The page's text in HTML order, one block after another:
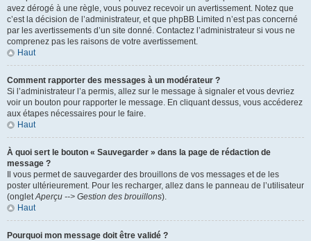
avez dérogé à une règle, vous pouvez recevoir un avertissement. Notez que
c’est la décision de l’administrateur, et que phpBB Limited n’est pas concerné
par les avertissements d’un site donné. Contactez l’administrateur si vous ne
comprenez pas les raisons de votre avertissement.
Haut
Comment rapporter des messages à un modérateur ?
Si l’administrateur l’a permis, allez sur le message à signaler et vous devriez
voir un bouton pour rapporter le message. En cliquant dessus, vous accéderez
aux étapes nécessaires pour le faire.
Haut
À quoi sert le bouton « Sauvegarder » dans la page de rédaction de
message ?
Il vous permet de sauvegarder des brouillons de vos messages et de les
poster ultérieurement. Pour les recharger, allez dans le panneau de l’utilisateur
(ongletAperçu --> Gestion des brouillons).
Haut
Pourquoi mon message doit être validé ?